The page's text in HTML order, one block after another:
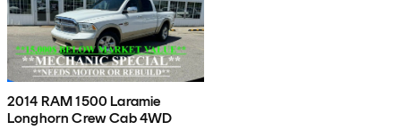
2014 RAM 1500 Laramie
Longhorn Crew Cab 4WD